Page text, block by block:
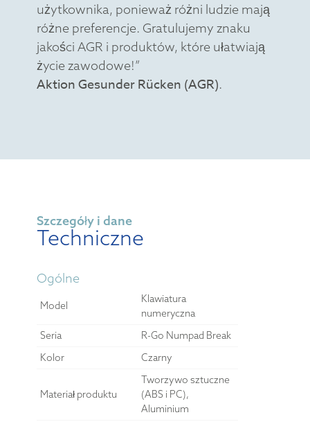
użytkownika, ponieważ różni ludzie mają
różne preferencje. Gratulujemy znaku
jakości AGR i produktów, które ułatwiają
życie zawodowe!”
Aktion Gesunder Rücken (AGR).
Szczegóły i dane
Techniczne
Ogólne
Model
Klawiatura
numeryczna
Seria
R-Go Numpad Break
Kolor
Czarny
Materiał produktu
Tworzywo sztuczne
(ABS i PC),
Aluminium